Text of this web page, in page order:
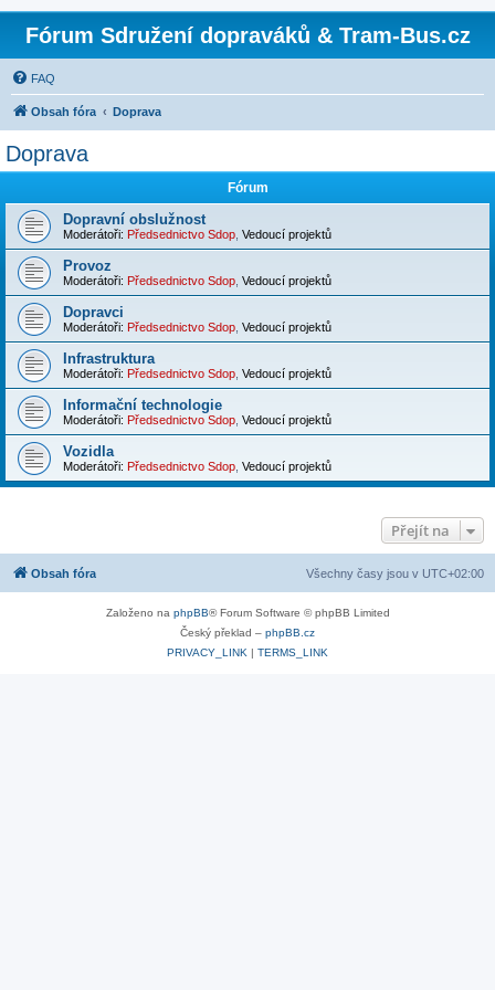
Fórum Sdružení dopraváků & Tram-Bus.cz
FAQ
Obsah fóra Doprava
Doprava
Fórum
Dopravní obslužnost
Moderátoři: Předsednictvo Sdop Vedoucí projektů
Provoz
Moderátoři: Předsednictvo Sdop Vedoucí projektů
Dopravci
Moderátoři: Předsednictvo Sdop Vedoucí projektů
Infrastruktura
Moderátoři: Předsednictvo Sdop Vedoucí projektů
Informační technologie
Moderátoři: Předsednictvo Sdop Vedoucí projektů
Vozidla
Moderátoři: Předsednictvo Sdop Vedoucí projektů
Přejít na
Obsah fóra Všechny časy jsou v UTC+02:00
Založeno na phpBB® Forum Software © phpBB Limited
Český překlad – phpBB.cz
PRIVACY_LINK | TERMS_LINK